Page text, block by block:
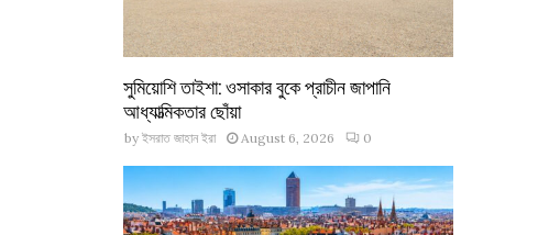
সুমিয়োশি তাইশা: ওসাকার বুকে প্রাচীন জাপানি
আধ্যাত্মিকতার ছোঁয়া
by ইসরাত জাহান ইরা August 6, 2026 0